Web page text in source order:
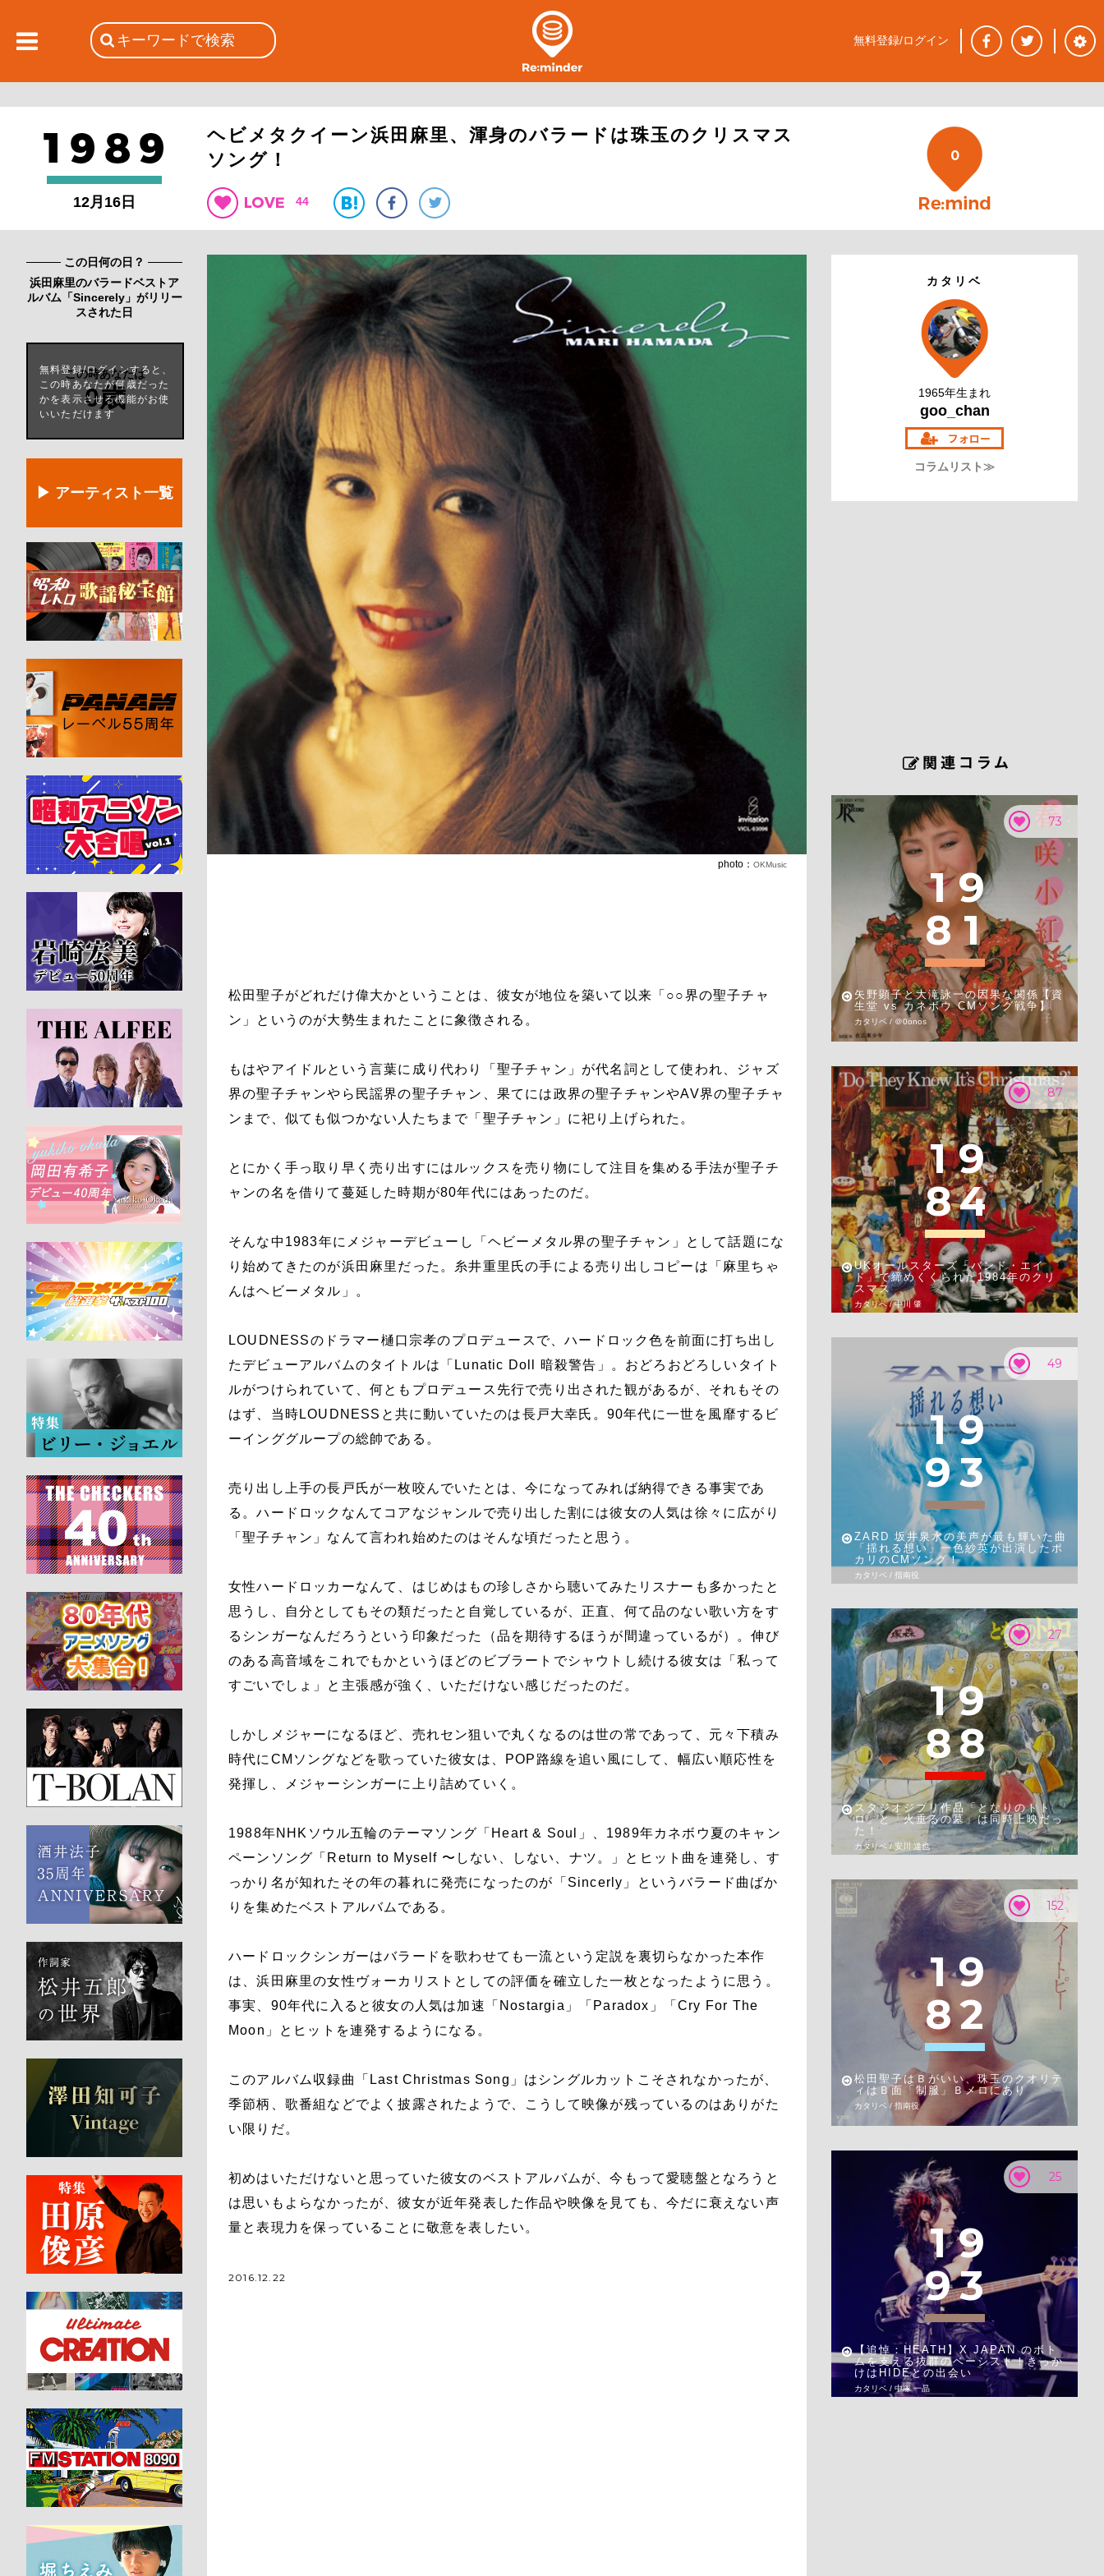
12月16日
ヘビメタクイーン浜田麻里、渾身のバラードは珠玉のクリスマス
ソング！
44
0
この日何の日？
浜田麻里のバラードベストア
ルバム「Sincerely」がリリー
スされた日
この時あなたは
0歳
無料登録/ログインすると、
この時あなたが何歳だった
かを表示させる機能がお使
いいただけます
▶ アーティスト一覧
photo： OKMusic
松田聖子がどれだけ偉大かということは、彼女が地位を築いて以来「○○界の聖子チャ
ン」というのが大勢生まれたことに象徴される。
もはやアイドルという言葉に成り代わり「聖子チャン」が代名詞として使われ、ジャズ
界の聖子チャンやら民謡界の聖子チャン、果てには政界の聖子チャンやAV界の聖子チャ
ンまで、似ても似つかない人たちまで「聖子チャン」に祀り上げられた。
とにかく手っ取り早く売り出すにはルックスを売り物にして注目を集める手法が聖子チ
ャンの名を借りて蔓延した時期が80年代にはあったのだ。
そんな中1983年にメジャーデビューし「ヘビーメタル界の聖子チャン」として話題にな
り始めてきたのが浜田麻里だった。糸井重里氏の手による売り出しコピーは「麻里ちゃ
んはヘビーメタル」。
LOUDNESSのドラマー樋口宗孝のプロデュースで、ハードロック色を前面に打ち出し
たデビューアルバムのタイトルは「Lunatic Doll 暗殺警告」。おどろおどろしいタイト
ルがつけられていて、何ともプロデュース先行で売り出された観があるが、それもその
はず、当時LOUDNESSと共に動いていたのは長戸大幸氏。90年代に一世を風靡するビ
ーインググループの総帥である。
売り出し上手の長戸氏が一枚咬んでいたとは、今になってみれば納得できる事実であ
る。ハードロックなんてコアなジャンルで売り出した割には彼女の人気は徐々に広がり
「聖子チャン」なんて言われ始めたのはそんな頃だったと思う。
女性ハードロッカーなんて、はじめはもの珍しさから聴いてみたリスナーも多かったと
思うし、自分としてもその類だったと自覚しているが、正直、何て品のない歌い方をす
るシンガーなんだろうという印象だった（品を期待するほうが間違っているが）。伸び
のある高音域をこれでもかというほどのビブラートでシャウトし続ける彼女は「私って
すごいでしょ」と主張感が強く、いただけない感じだったのだ。
しかしメジャーになるほど、売れセン狙いで丸くなるのは世の常であって、元々下積み
時代にCMソングなどを歌っていた彼女は、POP路線を追い風にして、幅広い順応性を
発揮し、メジャーシンガーに上り詰めていく。
1988年NHKソウル五輪のテーマソング「Heart & Soul」、1989年カネボウ夏のキャン
ペーンソング「Return to Myself 〜しない、しない、ナツ。」とヒット曲を連発し、す
っかり名が知れたその年の暮れに発売になったのが「Sincerly」というバラード曲ばか
りを集めたベストアルバムである。
ハードロックシンガーはバラードを歌わせても一流という定説を裏切らなかった本作
は、浜田麻里の女性ヴォーカリストとしての評価を確立した一枚となったように思う。
事実、90年代に入ると彼女の人気は加速「Nostargia」「Paradox」「Cry For The
Moon」とヒットを連発するようになる。
このアルバム収録曲「Last Christmas Song」はシングルカットこそされなかったが、
季節柄、歌番組などでよく披露されたようで、こうして映像が残っているのはありがた
い限りだ。
初めはいただけないと思っていた彼女のベストアルバムが、今もって愛聴盤となろうと
は思いもよらなかったが、彼女が近年発表した作品や映像を見ても、今だに衰えない声
量と表現力を保っていることに敬意を表したい。
2016.12.22
カタリベ
1965年生まれ
goo_chan
コラムリスト≫
73
1 9
8 1
矢野顕子と大滝詠一の因果な関係【資
生堂 vs カネボウ CMソング戦争】
カタリベ / ＠0onos
87
1 9
84
UKオールスターズ「バンド・エイ
ド」で締めくくられた1984年のクリ
スマス
カタリベ / 中川 肇
49
1 9
93
ZARD 坂井泉水の美声が最も輝いた曲
「揺れる想い」一色紗英が出演したポ
カリのCMソング！
カタリベ / 指南役
27
1 9
88
スタジオジブリ作品「となりのトト
ロ」と「火垂るの墓」は同時上映だっ
た！
カタリベ / 安川 達也
152
1 9
82
松田聖子はＢがいい、珠玉のクオリテ
ィはＢ面「制服」Ｂメロにあり
カタリベ / 指南役
25
1 9
93
【追悼：HEATH】X JAPAN のボト
ムを支える抜群のベーシスト！きっか
けはHIDEとの出会い
カタリベ / 中塚 一晶
無料登録/ログイン